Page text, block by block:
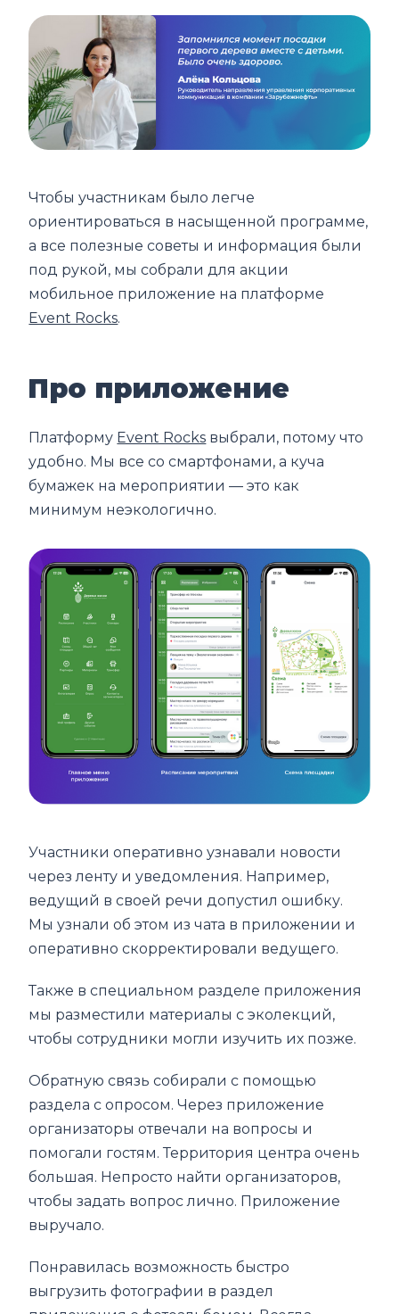
Чтобы участникам было легче
ориентироваться в насыщенной программе,
а все полезные советы и информация были
под рукой, мы собрали для акции
мобильное приложение на платформе
Event Rocks.
Про приложение
Платформу Event Rocks выбрали, потому что
удобно. Мы все со смартфонами, а куча
бумажек на мероприятии — это как
минимум неэкологично.
Участники оперативно узнавали новости
через ленту и уведомления. Например,
ведущий в своей речи допустил ошибку.
Мы узнали об этом из чата в приложении и
оперативно скорректировали ведущего.
Также в специальном разделе приложения
мы разместили материалы с эколекций,
чтобы сотрудники могли изучить их позже.
Обратную связь собирали с помощью
раздела с опросом. Через приложение
организаторы отвечали на вопросы и
помогали гостям. Территория центра очень
большая. Непросто найти организаторов,
чтобы задать вопрос лично. Приложение
выручало.
Понравилась возможность быстро
выгрузить фотографии в раздел